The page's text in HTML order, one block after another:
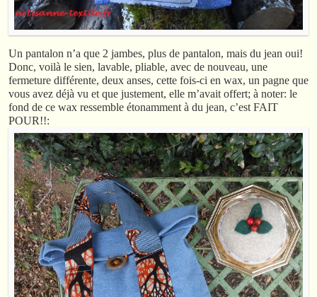
Un pantalon n’a que 2 jambes, plus de pantalon, mais du jean oui!
Donc, voilà le sien, lavable, pliable, avec de nouveau, une
fermeture différente, deux anses, cette fois-ci en wax, un pagne que
vous avez déjà vu et que justement, elle m’avait offert; à noter: le
fond de ce wax ressemble étonamment à du jean, c’est FAIT
POUR!!: